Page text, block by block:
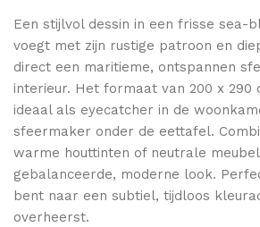
Een stijlvol dessin in een frisse sea-
voegt met zijn rustige patroon en
direct een maritieme, ontspannen
interieur. Het formaat van 200 x 290
ideaal als eyecatcher in de
sfeermaker onder de eettafel.
warme houttinten of neutrale
gebalanceerde, moderne look.
bent naar een subtiel, tijdloos
overheerst.